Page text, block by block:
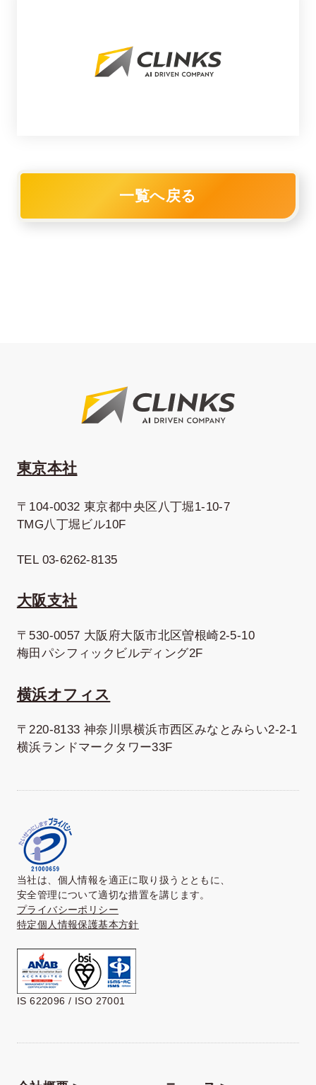
一覧へ戻る
東京本社
〒104-0032 東京都中央区八丁堀1-10-7
TMG八丁堀ビル10F
TEL 03-6262-8135
大阪支社
〒530-0057 大阪府大阪市北区曽根崎2-5-10
梅田パシフィックビルディング2F
横浜オフィス
〒220-8133 神奈川県横浜市西区みなとみらい2-2-1
横浜ランドマークタワー33F
当社は、個人情報を適正に取り扱うとともに、
安全管理について適切な措置を講じます。
プライバシーポリシー
特定個人情報保護基本方針
IS 622096 / ISO 27001